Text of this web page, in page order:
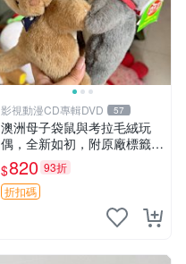
影視動漫CD專輯DVD 57
澳洲母子袋鼠與考拉毛絨玩
偶，全新如初，附原廠標籤，
手感極軟，適合贈送親朋好
友。袋鼠與考拉正版，精緻尺
寸，適合作為收藏或家飾擺
設，增添暖意。 母子、袋
$820 93折
折扣碼